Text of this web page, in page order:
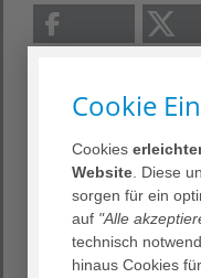
Kaum jemand
Sterben und Tod.
häufig viele Fragen
nahestehende
Welche Angebote
Menschen? Was
Cookie
Cookies
Website . Diese
sorgen für ein
auf "Alle
technisch
hinaus Cookies